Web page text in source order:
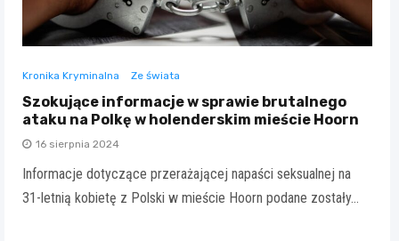
Kronika Kryminalna Ze świata
Szokujące informacje w sprawie brutalnego
ataku na Polkę w holenderskim mieście Hoorn
16 sierpnia 2024
Informacje dotyczące przerażającej napaści seksualnej na
31-letnią kobietę z Polski w mieście Hoorn podane zostały…